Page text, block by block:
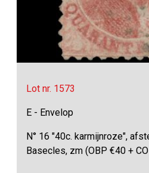
Lot nr. 1573
E - Envelop
N° 16 "40c. karmijnroze",
Basecles, zm (OBP €40 +